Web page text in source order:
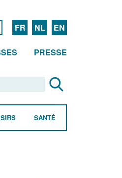
FR NL EN
PRESSE
SANTÉ